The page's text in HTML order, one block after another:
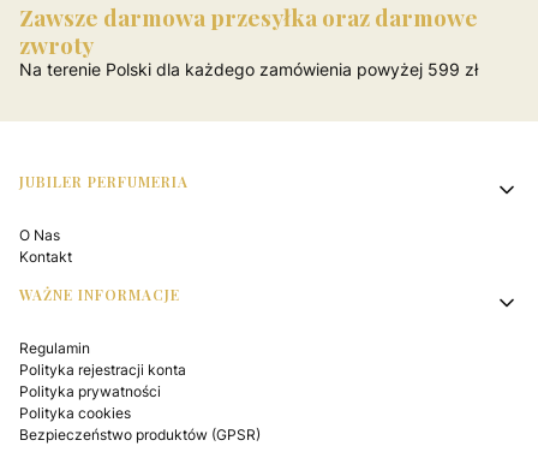
Zawsze darmowa przesyłka oraz darmowe
zwroty
Na terenie Polski dla każdego zamówienia powyżej 599 zł
Linki w stopce
JUBILER PERFUMERIA
O Nas
Kontakt
WAŻNE INFORMACJE
Regulamin
Polityka rejestracji konta
Polityka prywatności
Polityka cookies
Bezpieczeństwo produktów (GPSR)